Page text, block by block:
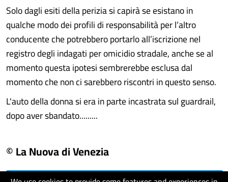
Solo dagli esiti della perizia si capirà se esistano in
qualche modo dei profili di responsabilità per l’altro
conducente che potrebbero portarlo all’iscrizione nel
registro degli indagati per omicidio stradale, anche se al
momento questa ipotesi sembrerebbe esclusa dal
momento che non ci sarebbero riscontri in questo senso.
L'auto della donna si era in parte incastrata sul guardrail,
dopo aver sbandato.........
© La Nuova di Venezia